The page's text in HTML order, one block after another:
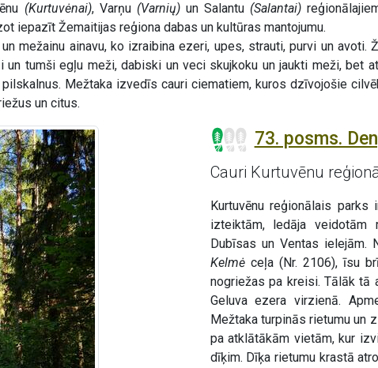
(Kurtuvėnai), Varņu (Varnių) un Salantu (Salantai)
iepazīt Žemaitijas reģiona dabas un kultūras mantojumu.
mežainu ainavu, ko izraibina ezeri, upes, strauti, purvi un
tumši egļu meži, dabiski un veci skujkoku un jaukti meži, bet
Mežtaka izvedīs cauri ciematiem, kuros dzīvojošie
un citus.
73. posms.
Cauri Kurtuvēnu
Kurtuvēnu reģionālais
izteiktām, ledāja veidotām
Dubīsas un Ventas
Kelmėceļa (Nr. 2106), īsu
nogriežas pa kreisi. Tālāk tā
Geluva ezera virzienā.
Mežtaka turpinās rietumu un
pa atklātākām vietām, kur
dīķim. Dīķa rietumu krastā